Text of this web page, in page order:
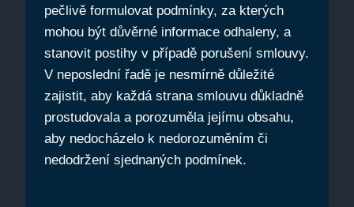
pečlivě formulovat podmínky, za kterých
mohou být důvěrné informace odhaleny, a
stanovit postihy v případě porušení smlouvy.
V neposlední řadě je nesmírně důležité
zajistit, aby každá strana smlouvu důkladně
prostudovala a porozuměla jejímu obsahu,
aby nedocházelo k nedorozuměním či
nedodržení sjednaných podmínek.